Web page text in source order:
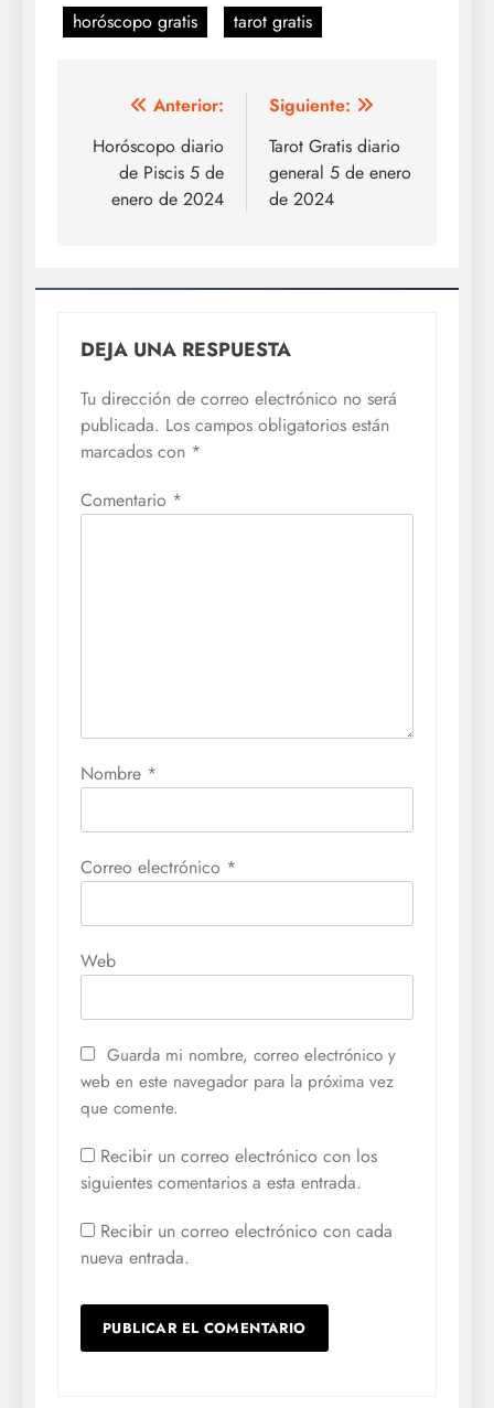
horóscopo gratis
tarot gratis
Navegación
de
entradas
Anterior:
Horóscopo diario
de Piscis 5 de
enero de 2024
Siguiente:
Tarot Gratis diario
general 5 de enero
de 2024
DEJA UNA RESPUESTA
Tu dirección de correo electrónico no será
publicada. Los campos obligatorios están
marcados con *
Comentario *
Nombre *
Correo electrónico *
Web
Guarda mi nombre, correo electrónico y
web en este navegador para la próxima vez
que comente.
Recibir un correo electrónico con los
siguientes comentarios a esta entrada.
Recibir un correo electrónico con cada
nueva entrada.